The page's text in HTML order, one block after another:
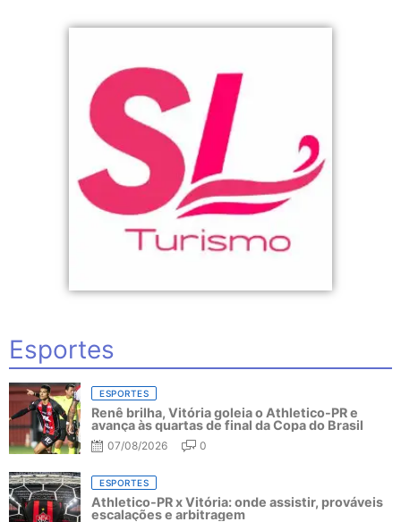
Esportes
ESPORTES
Renê brilha, Vitória goleia o Athletico-PR e
avança às quartas de final da Copa do Brasil
07/08/2026 0
ESPORTES
Athletico-PR x Vitória: onde assistir, prováveis
escalações e arbitragem